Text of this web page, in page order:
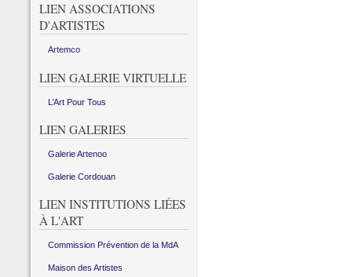
LIEN ASSOCIATIONS
D'ARTISTES
Artemco
LIEN GALERIE VIRTUELLE
L’Art Pour Tous
LIEN GALERIES
Galerie Artenoo
Galerie Cordouan
LIEN INSTITUTIONS LIÉES
À L'ART
Commission Prévention de la MdA
Maison des Artistes